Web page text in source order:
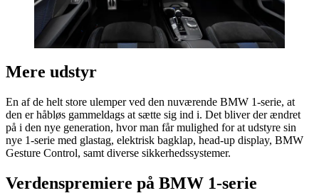
Mere udstyr
En af de helt store ulemper ved den nuværende BMW 1-serie, at
den er håbløs gammeldags at sætte sig ind i. Det bliver der ændret
på i den nye generation, hvor man får mulighed for at udstyre sin
nye 1-serie med glastag, elektrisk bagklap, head-up display, BMW
Gesture Control, samt diverse sikkerhedssystemer.
Verdenspremiere på BMW 1-serie